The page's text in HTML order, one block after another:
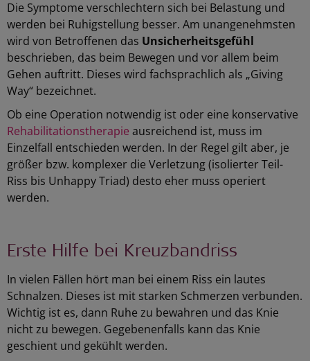
Die Symptome verschlechtern sich bei Belastung und
werden bei Ruhigstellung besser. Am unangenehmsten
wird von Betroffenen das Unsicherheitsgefühl
beschrieben, das beim Bewegen und vor allem beim
Gehen auftritt. Dieses wird fachsprachlich als „Giving
Way“ bezeichnet.
Ob eine Operation notwendig ist oder eine konservative
Rehabilitationstherapie ausreichend ist, muss im
Einzelfall entschieden werden. In der Regel gilt aber, je
größer bzw. komplexer die Verletzung (isolierter Teil-
Riss bis Unhappy Triad) desto eher muss operiert
werden.
Erste Hilfe bei Kreuzbandriss
In vielen Fällen hört man bei einem Riss ein lautes
Schnalzen. Dieses ist mit starken Schmerzen verbunden.
Wichtig ist es, dann Ruhe zu bewahren und das Knie
nicht zu bewegen. Gegebenenfalls kann das Knie
geschient und gekühlt werden.